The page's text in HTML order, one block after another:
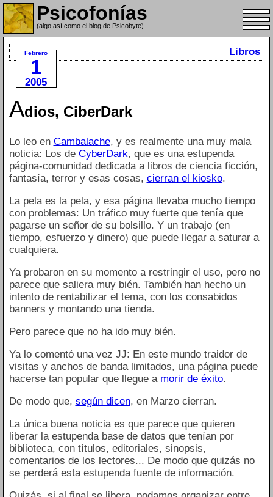
Psicofonías
(algo así como el blog de Psicobyte)
Febrero
1
2005
Libros
Adios, CiberDark
Lo leo en Cambalache, y es realmente una muy mala
noticia: Los de CyberDark, que es una estupenda
página-comunidad dedicada a libros de ciencia ficción,
fantasía, terror y esas cosas, cierran el kiosko.
La pela es la pela, y esa página llevaba mucho tiempo
con problemas: Un tráfico muy fuerte que tenía que
pagarse un señor de su bolsillo. Y un trabajo (en
tiempo, esfuerzo y dinero) que puede llegar a saturar a
cualquiera.
Ya probaron en su momento a restringir el uso, pero no
parece que saliera muy bién. También han hecho un
intento de rentabilizar el tema, con los consabidos
banners y montando una tienda.
Pero parece que no ha ido muy bién.
Ya lo comentó una vez JJ: En este mundo traidor de
visitas y anchos de banda limitados, una página puede
hacerse tan popular que llegue a morir de éxito.
De modo que, según dicen, en Marzo cierran.
La única buena noticia es que parece que quieren
liberar la estupenda base de datos que tenían por
biblioteca, con títulos, editoriales, sinopsis,
comentarios de los lectores... De modo que quizás no
se perderá esta estupenda fuente de información.